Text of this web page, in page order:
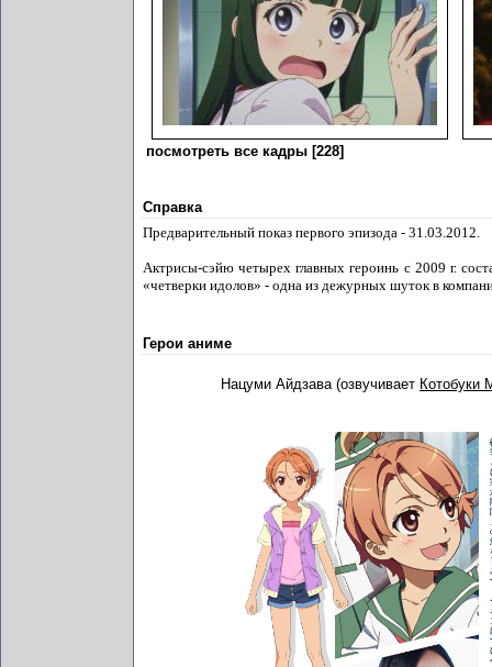
посмотреть все кадры [228]
Справка
Предварительный показ первого эпизода - 31.03.2012.
Актрисы-сэйю четырех главных героинь с 2009 г.
«четверки идолов» - одна из дежурных шуток в
Герои аниме
Нацуми Айдзава (озвучивает Котобуки